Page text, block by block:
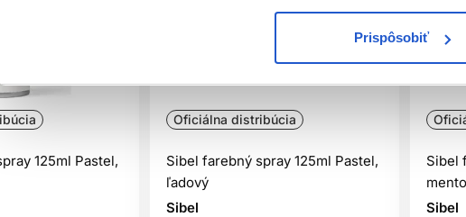
Prispôsobiť
125ml Pastel,
Oficiálna distribúcia
Sibel farebný spray 125ml Pastel,
ľadový
Sibel
Sibel
Sibel